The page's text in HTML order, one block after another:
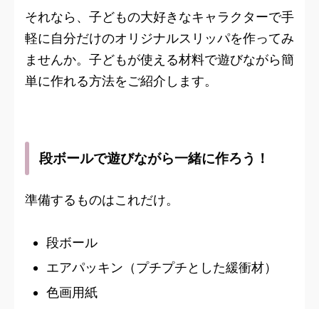
それなら、子どもの大好きなキャラクターで手
軽に自分だけのオリジナルスリッパを作ってみ
ませんか。子どもが使える材料で遊びながら簡
単に作れる方法をご紹介します。
段ボールで遊びながら一緒に作ろう！
準備するものはこれだけ。
段ボール
エアパッキン（プチプチとした緩衝材）
色画用紙